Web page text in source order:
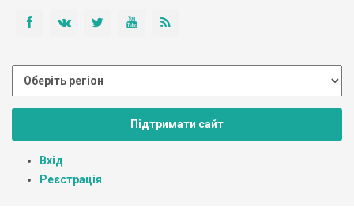
Підтримати сайт
Вхід
Реєстрація